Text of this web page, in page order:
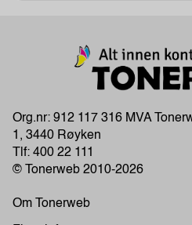
Org.nr: 912 117 316 MVA
1, 3440 Røyken
Tlf: 400 22 111
© Tonerweb 2010-2026
Om Tonerweb